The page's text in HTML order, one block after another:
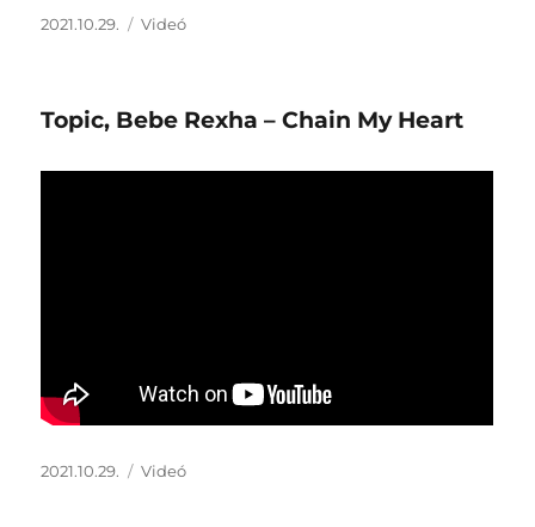
Közzétéve
2021.10.29. Forma
Videó
Topic, Bebe Rexha – Chain My Heart
Közzétéve
2021.10.29. Forma
Videó